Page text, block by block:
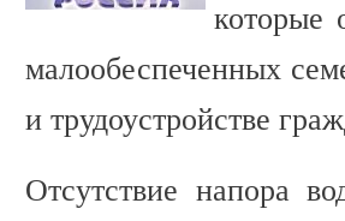
которые
малообеспеченных
и трудоустройстве
Отсутствие напора